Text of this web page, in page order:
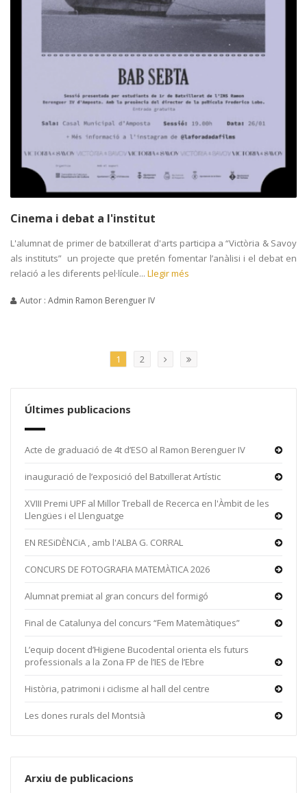
Cinema i debat a l'institut
L'alumnat de primer de batxillerat d'arts participa a “Victòria & Savoy
als instituts” un projecte que pretén fomentar l’anàlisi i el debat en
relació a les diferents pel·lícule... Llegir més
Autor : Admin Ramon Berenguer IV
1 2
Últimes publicacions
Acte de graduació de 4t d’ESO al Ramon Berenguer IV
inauguració de l’exposició del Batxillerat Artístic
XVIII Premi UPF al Millor Treball de Recerca en l'Àmbit de les
Llengües i el Llenguatge
EN RESiDÈNCiA , amb l'ALBA G. CORRAL
CONCURS DE FOTOGRAFIA MATEMÀTICA 2026
Alumnat premiat al gran concurs del formigó
Final de Catalunya del concurs “Fem Matemàtiques”
L’equip docent d’Higiene Bucodental orienta els futurs
professionals a la Zona FP de l’IES de l’Ebre
Història, patrimoni i ciclisme al hall del centre
Les dones rurals del Montsià
Arxiu de publicacions